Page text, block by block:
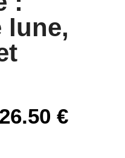
lune,
26.50 €Plage
de